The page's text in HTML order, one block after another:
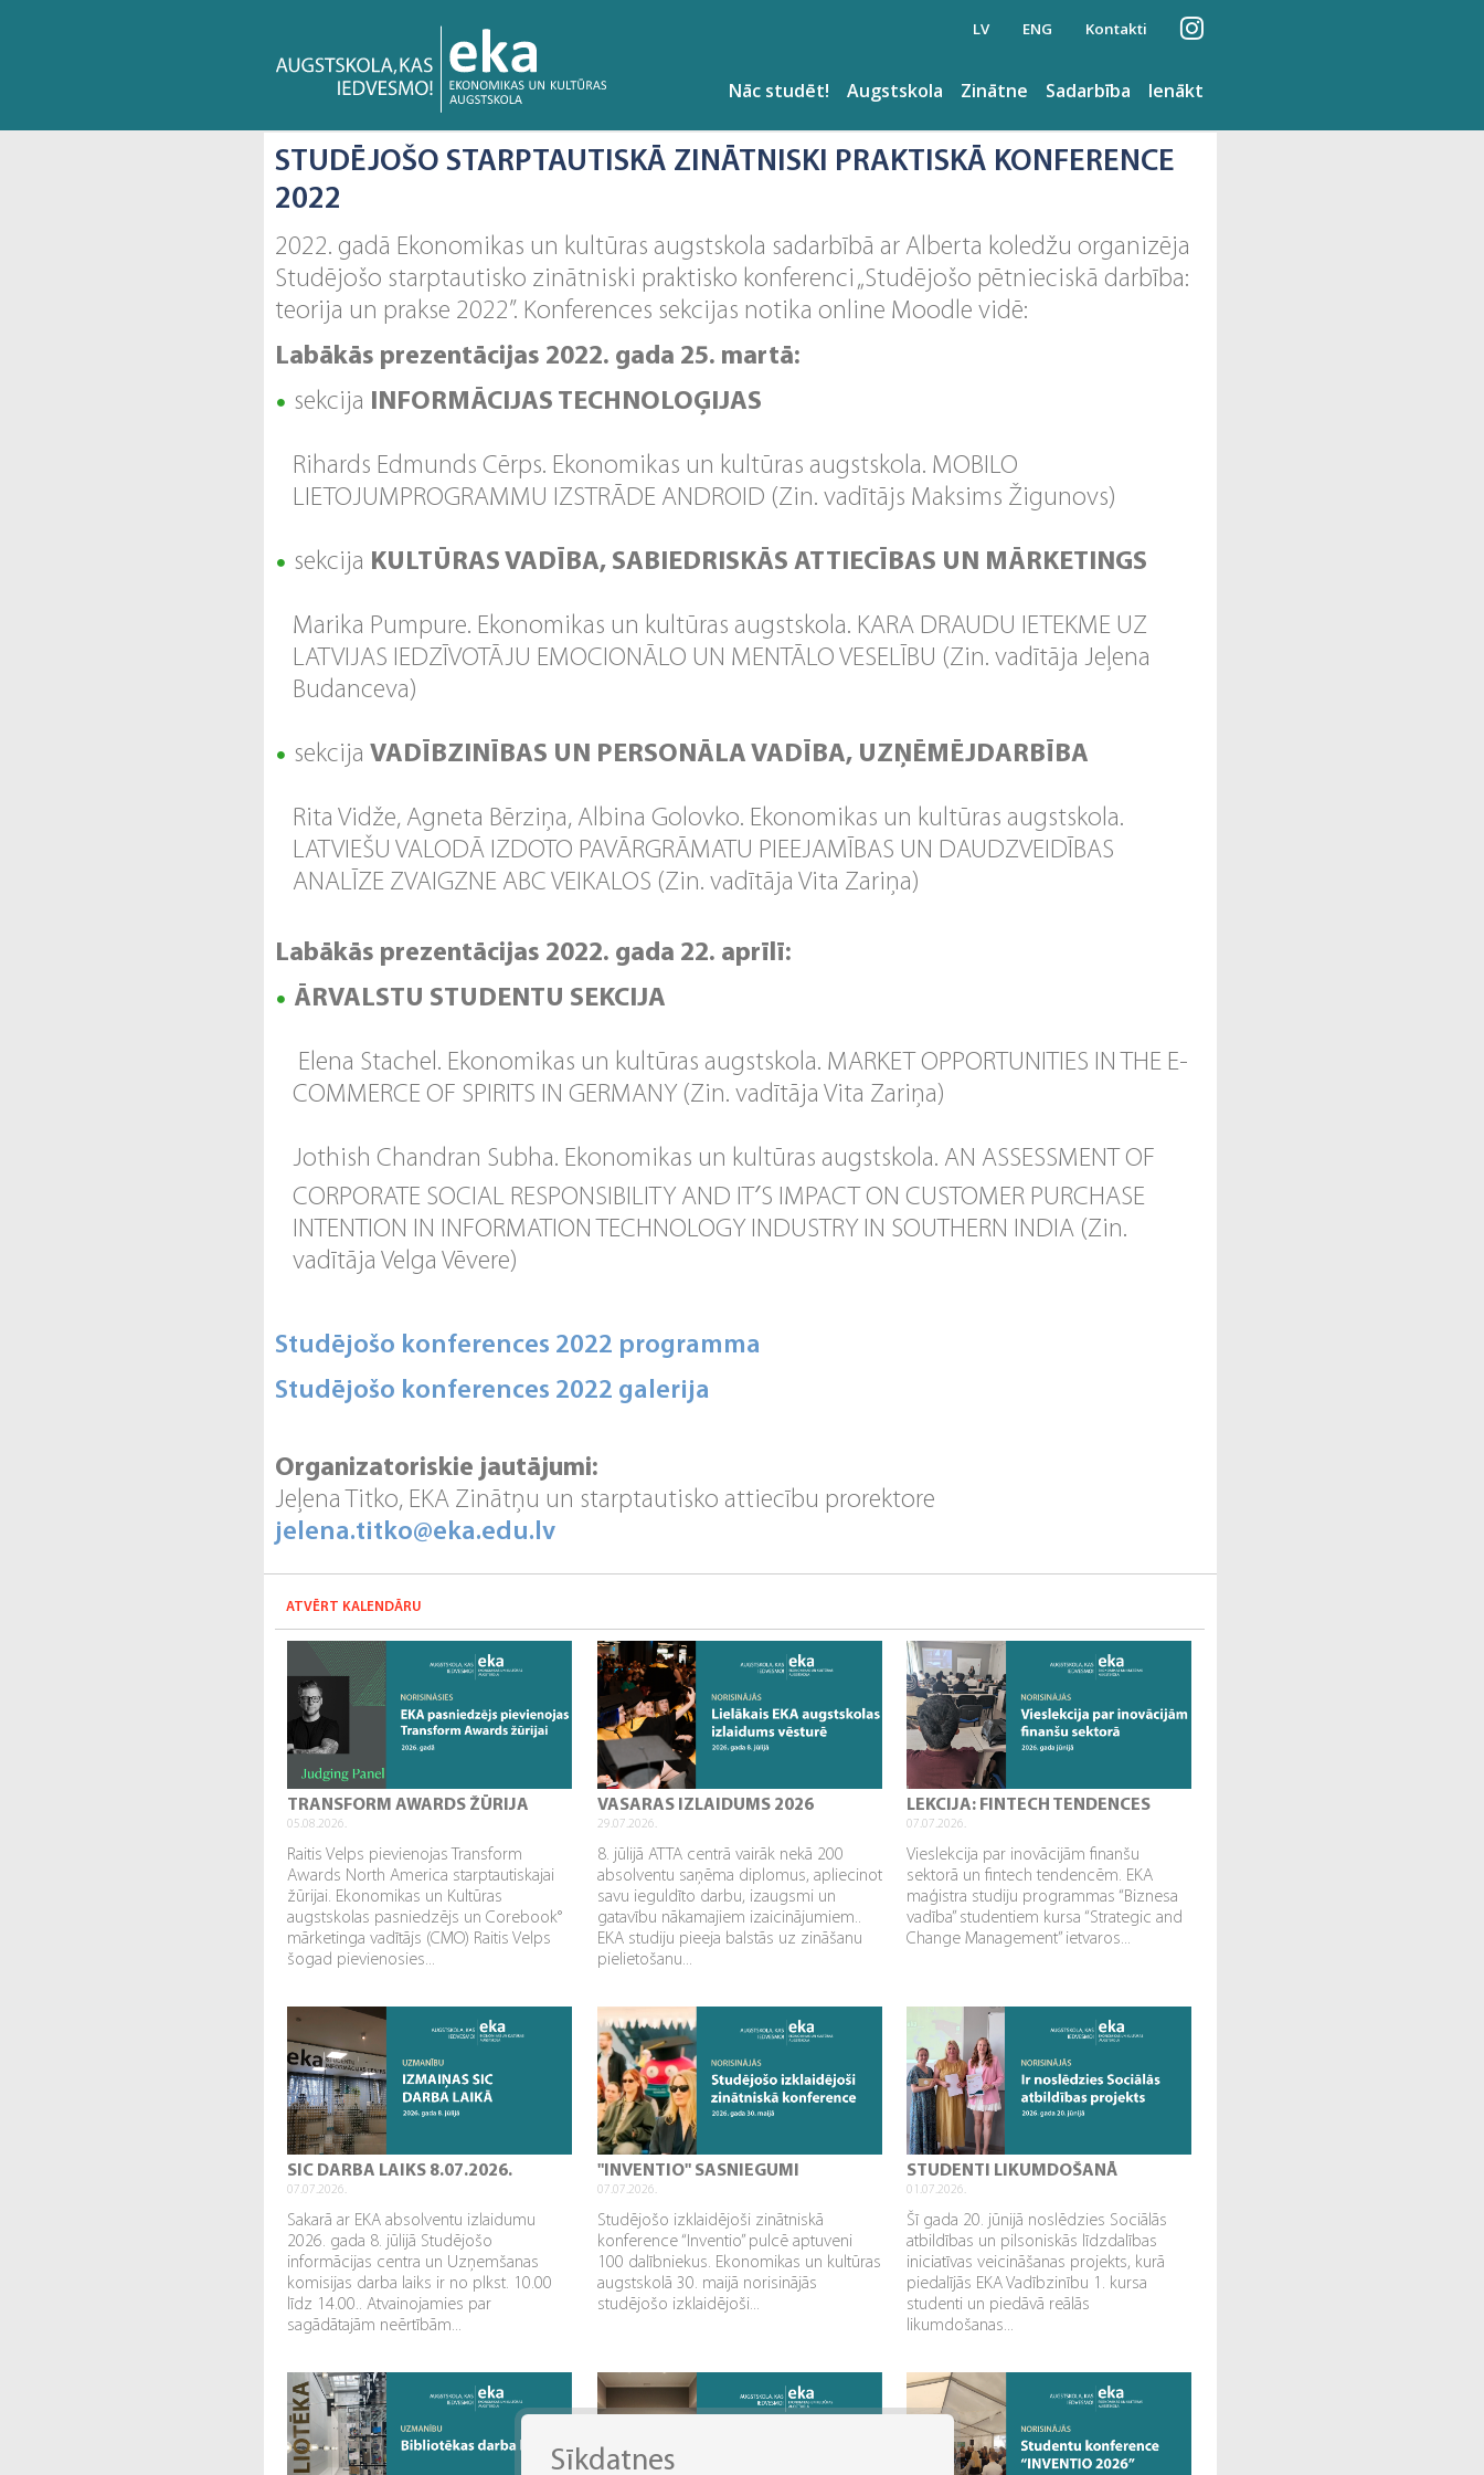
LV ENG Kontakti
Ienākt
Sadarbība
Zinātne
Augstskola
Nāc studēt!
STUDĒJOŠO STARPTAUTISKĀ ZINĀTNISKI PRAKTISKĀ KONFERENCE
2022
2022. gadā Ekonomikas un kultūras augstskola sadarbībā ar Alberta koledžu organizēja
Studējošo starptautisko zinātniski praktisko konferenci „Studējošo pētnieciskā darbība:
teorija un prakse 2022”. Konferences sekcijas notika online Moodle vidē:
Labākās prezentācijas 2022. gada 25. martā:
sekcija INFORMĀCIJAS TECHNOLOĢIJAS
Rihards Edmunds Cērps. Ekonomikas un kultūras augstskola. MOBILO
LIETOJUMPROGRAMMU IZSTRĀDE ANDROID (Zin. vadītājs Maksims Žigunovs)
sekcija KULTŪRAS VADĪBA, SABIEDRISKĀS ATTIECĪBAS UN MĀRKETINGS
Marika Pumpure. Ekonomikas un kultūras augstskola. KARA DRAUDU IETEKME UZ
LATVIJAS IEDZĪVOTĀJU EMOCIONĀLO UN MENTĀLO VESELĪBU (Zin. vadītāja Jeļena
Budanceva)
sekcijaVADĪBZINĪBAS UN PERSONĀLA VADĪBA, UZŅĒMĒJDARBĪBA
Rita Vidže, Agneta Bērziņa, Albina Golovko. Ekonomikas un kultūras augstskola.
LATVIEŠU VALODĀ IZDOTO PAVĀRGRĀMATU PIEEJAMĪBAS UN DAUDZVEIDĪBAS
ANALĪZE ZVAIGZNE ABC VEIKALOS (Zin. vadītāja Vita Zariņa)
Labākās prezentācijas 2022. gada 22. aprīlī:
ĀRVALSTU STUDENTU SEKCIJA
Elena Stachel. Ekonomikas un kultūras augstskola. MARKET OPPORTUNITIES IN THE E-
COMMERCE OF SPIRITS IN GERMANY (Zin. vadītāja Vita Zariņa)
Jothish Chandran Subha. Ekonomikas un kultūras augstskola. AN ASSESSMENT OF
CORPORATE SOCIAL RESPONSIBILITY AND IT′S IMPACT ON CUSTOMER PURCHASE
INTENTION IN INFORMATION TECHNOLOGY INDUSTRY IN SOUTHERN INDIA (Zin.
vadītāja Velga Vēvere)
Studējošo konferences 2022 programma
Studējošo konferences 2022 galerija
Organizatoriskie jautājumi:
Jeļena Titko, EKA Zinātņu un starptautisko attiecību prorektore
jelena.titko@eka.edu.lv
ATVĒRT KALENDĀRU
TRANSFORM AWARDS ŽŪRIJA
05.08.2026.
Raitis Velps pievienojas Transform
Awards North America starptautiskajai
žūrijai. Ekonomikas un Kultūras
augstskolas pasniedzējs un Corebook°
mārketinga vadītājs (CMO) Raitis Velps
šogad pievienosies...
VASARAS IZLAIDUMS 2026
29.07.2026.
8. jūlijā ATTA centrā vairāk nekā 200
absolventu saņēma diplomus, apliecinot
savu ieguldīto darbu, izaugsmi un
gatavību nākamajiem izaicinājumiem..
EKA studiju pieeja balstās uz zināšanu
pielietošanu...
LEKCIJA: FINTECH TENDENCES
07.07.2026.
Vieslekcija par inovācijām finanšu
sektorā un fintech tendencēm. EKA
maģistra studiju programmas “Biznesa
vadība” studentiem kursa “Strategic and
Change Management” ietvaros...
SIC DARBA LAIKS 8.07.2026.
07.07.2026.
Sakarā ar EKA absolventu izlaidumu
2026. gada 8. jūlijā Studējošo
informācijas centra un Uzņemšanas
komisijas darba laiks ir no plkst. 10.00
līdz 14.00.. Atvainojamies par
sagādātajām neērtībām...
"INVENTIO" SASNIEGUMI
07.07.2026.
Studējošo izklaidējoši zinātniskā
konference “Inventio” pulcē aptuveni
100 dalībniekus. Ekonomikas un kultūras
augstskolā 30. maijā norisinājās
studējošo izklaidējoši...
STUDENTI LIKUMDOŠANĀ
01.07.2026.
Šī gada 20. jūnijā noslēdzies Sociālās
atbildības un pilsoniskās līdzdalības
iniciatīvas veicināšanas projekts, kurā
piedalījās EKA Vadībzinību 1. kursa
studenti un piedāvā reālās
likumdošanas...
Sīkdatnes